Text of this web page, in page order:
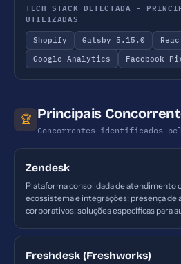
TECH STACK DETECTADA -
UTILIZADAS
Shopify Gatsby 5.15.0
Google Analytics
Facebook
🏆 Principais
Concorrentes identificados
Zendesk
Plataforma consolidada de atendimento
ecossistema e integrações; presença de
corporativos; soluções específicas para
Freshdesk (Freshworks)